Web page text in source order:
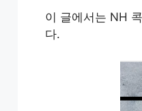
이 글에서는 NH
다.